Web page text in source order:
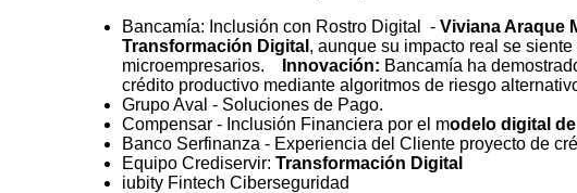
Bancamía: Inclusión con Rostro Digital - Viviana Araque
Transformación Digital , aunque su impacto real se siente
microempresarios.
Innovación: Bancamía ha
crédito productivo mediante algoritmos de riesgo
Grupo Aval - Soluciones de Pago.
Compensar - Inclusión Financiera por el modelo digital
Banco Serfinanza - Experiencia del Cliente proyecto de
Equipo Crediservir: Transformación Digital
iubity Fintech Ciberseguridad